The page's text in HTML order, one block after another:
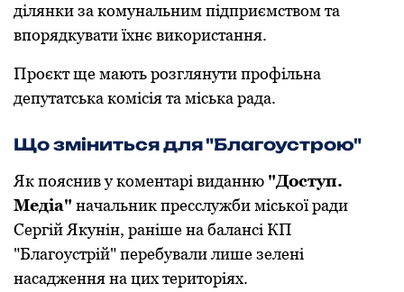
ділянки за комунальним підприємством та
впорядкувати їхнє використання.
Проєкт ще мають розглянути профільна
депутатська комісія та міська рада.
Що зміниться для "Благоустрою"
Як пояснив у коментарі виданню "Доступ.
Медіа" начальник пресслужби міської ради
Сергій Якунін, раніше на балансі КП
"Благоустрій" перебували лише зелені
насадження на цих територіях.